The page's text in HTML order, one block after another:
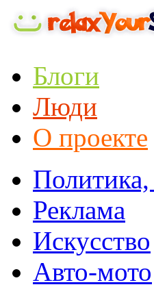
Блоги
Люди
О проекте
Реклама
Искусство
Авто-мото